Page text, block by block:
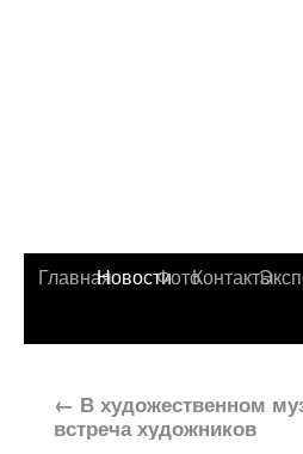
ГлавнаяНовостиФотоКонтакты
← В художественном
встреча художников